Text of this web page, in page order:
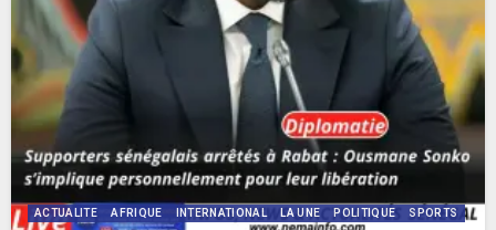
ACTUALITE AFRIQUE INTERNATIONAL LA UNE POLITIQUE SPORTS